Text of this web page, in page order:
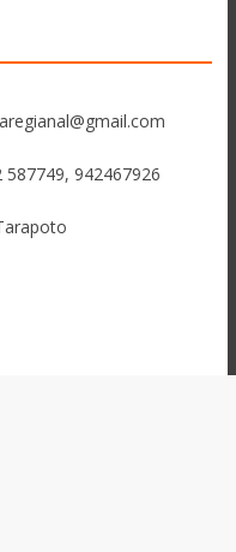
587749, 942467926